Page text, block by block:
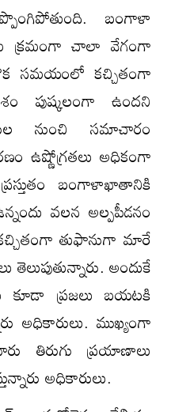
బంగాళా
క్రమంగా చాలా వేగంగా
సమయంలో కచ్చితంగా
పుష్కలంగా ఉందని
నుంచి సమాచారం
ఉష్ణోగ్రతలు అధికంగా
బంగాళాఖాతానికి
వలన అల్పపీడనం
తుఫానుగా మారే
అందుకే
ప్రజలు బయటకి
అధికారులు. ముఖ్యంగా
తిరుగు ప్రయాణాలు
అధికారులు.